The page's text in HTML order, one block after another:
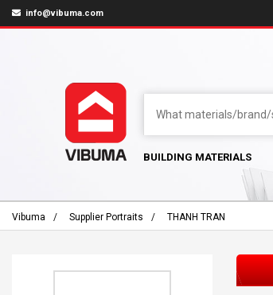
info@vibuma.com
BUILDING MATERIALS
Vibuma Supplier Portraits THANH TRAN